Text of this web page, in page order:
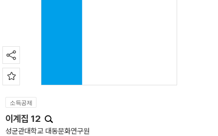
소득공제
이계집 12
성균관대학교 대동문화연구원